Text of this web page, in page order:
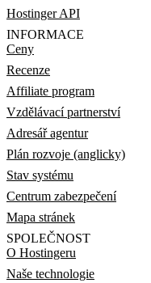
Hostinger API
INFORMACE
Ceny
Recenze
Affiliate program
Vzdělávací partnerství
Adresář agentur
Plán rozvoje (anglicky)
Stav systému
Centrum zabezpečení
Mapa stránek
SPOLEČNOST
O Hostingeru
Naše technologie